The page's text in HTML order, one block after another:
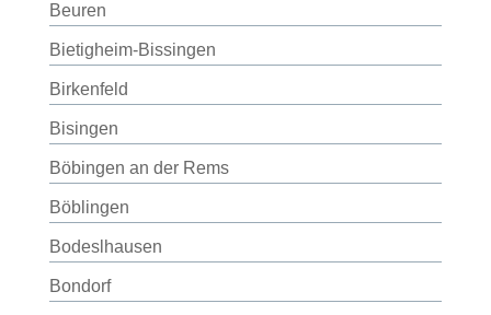
Beuren
Bietigheim-Bissingen
Birkenfeld
Bisingen
Böbingen an der Rems
Böblingen
Bodeslhausen
Bondorf